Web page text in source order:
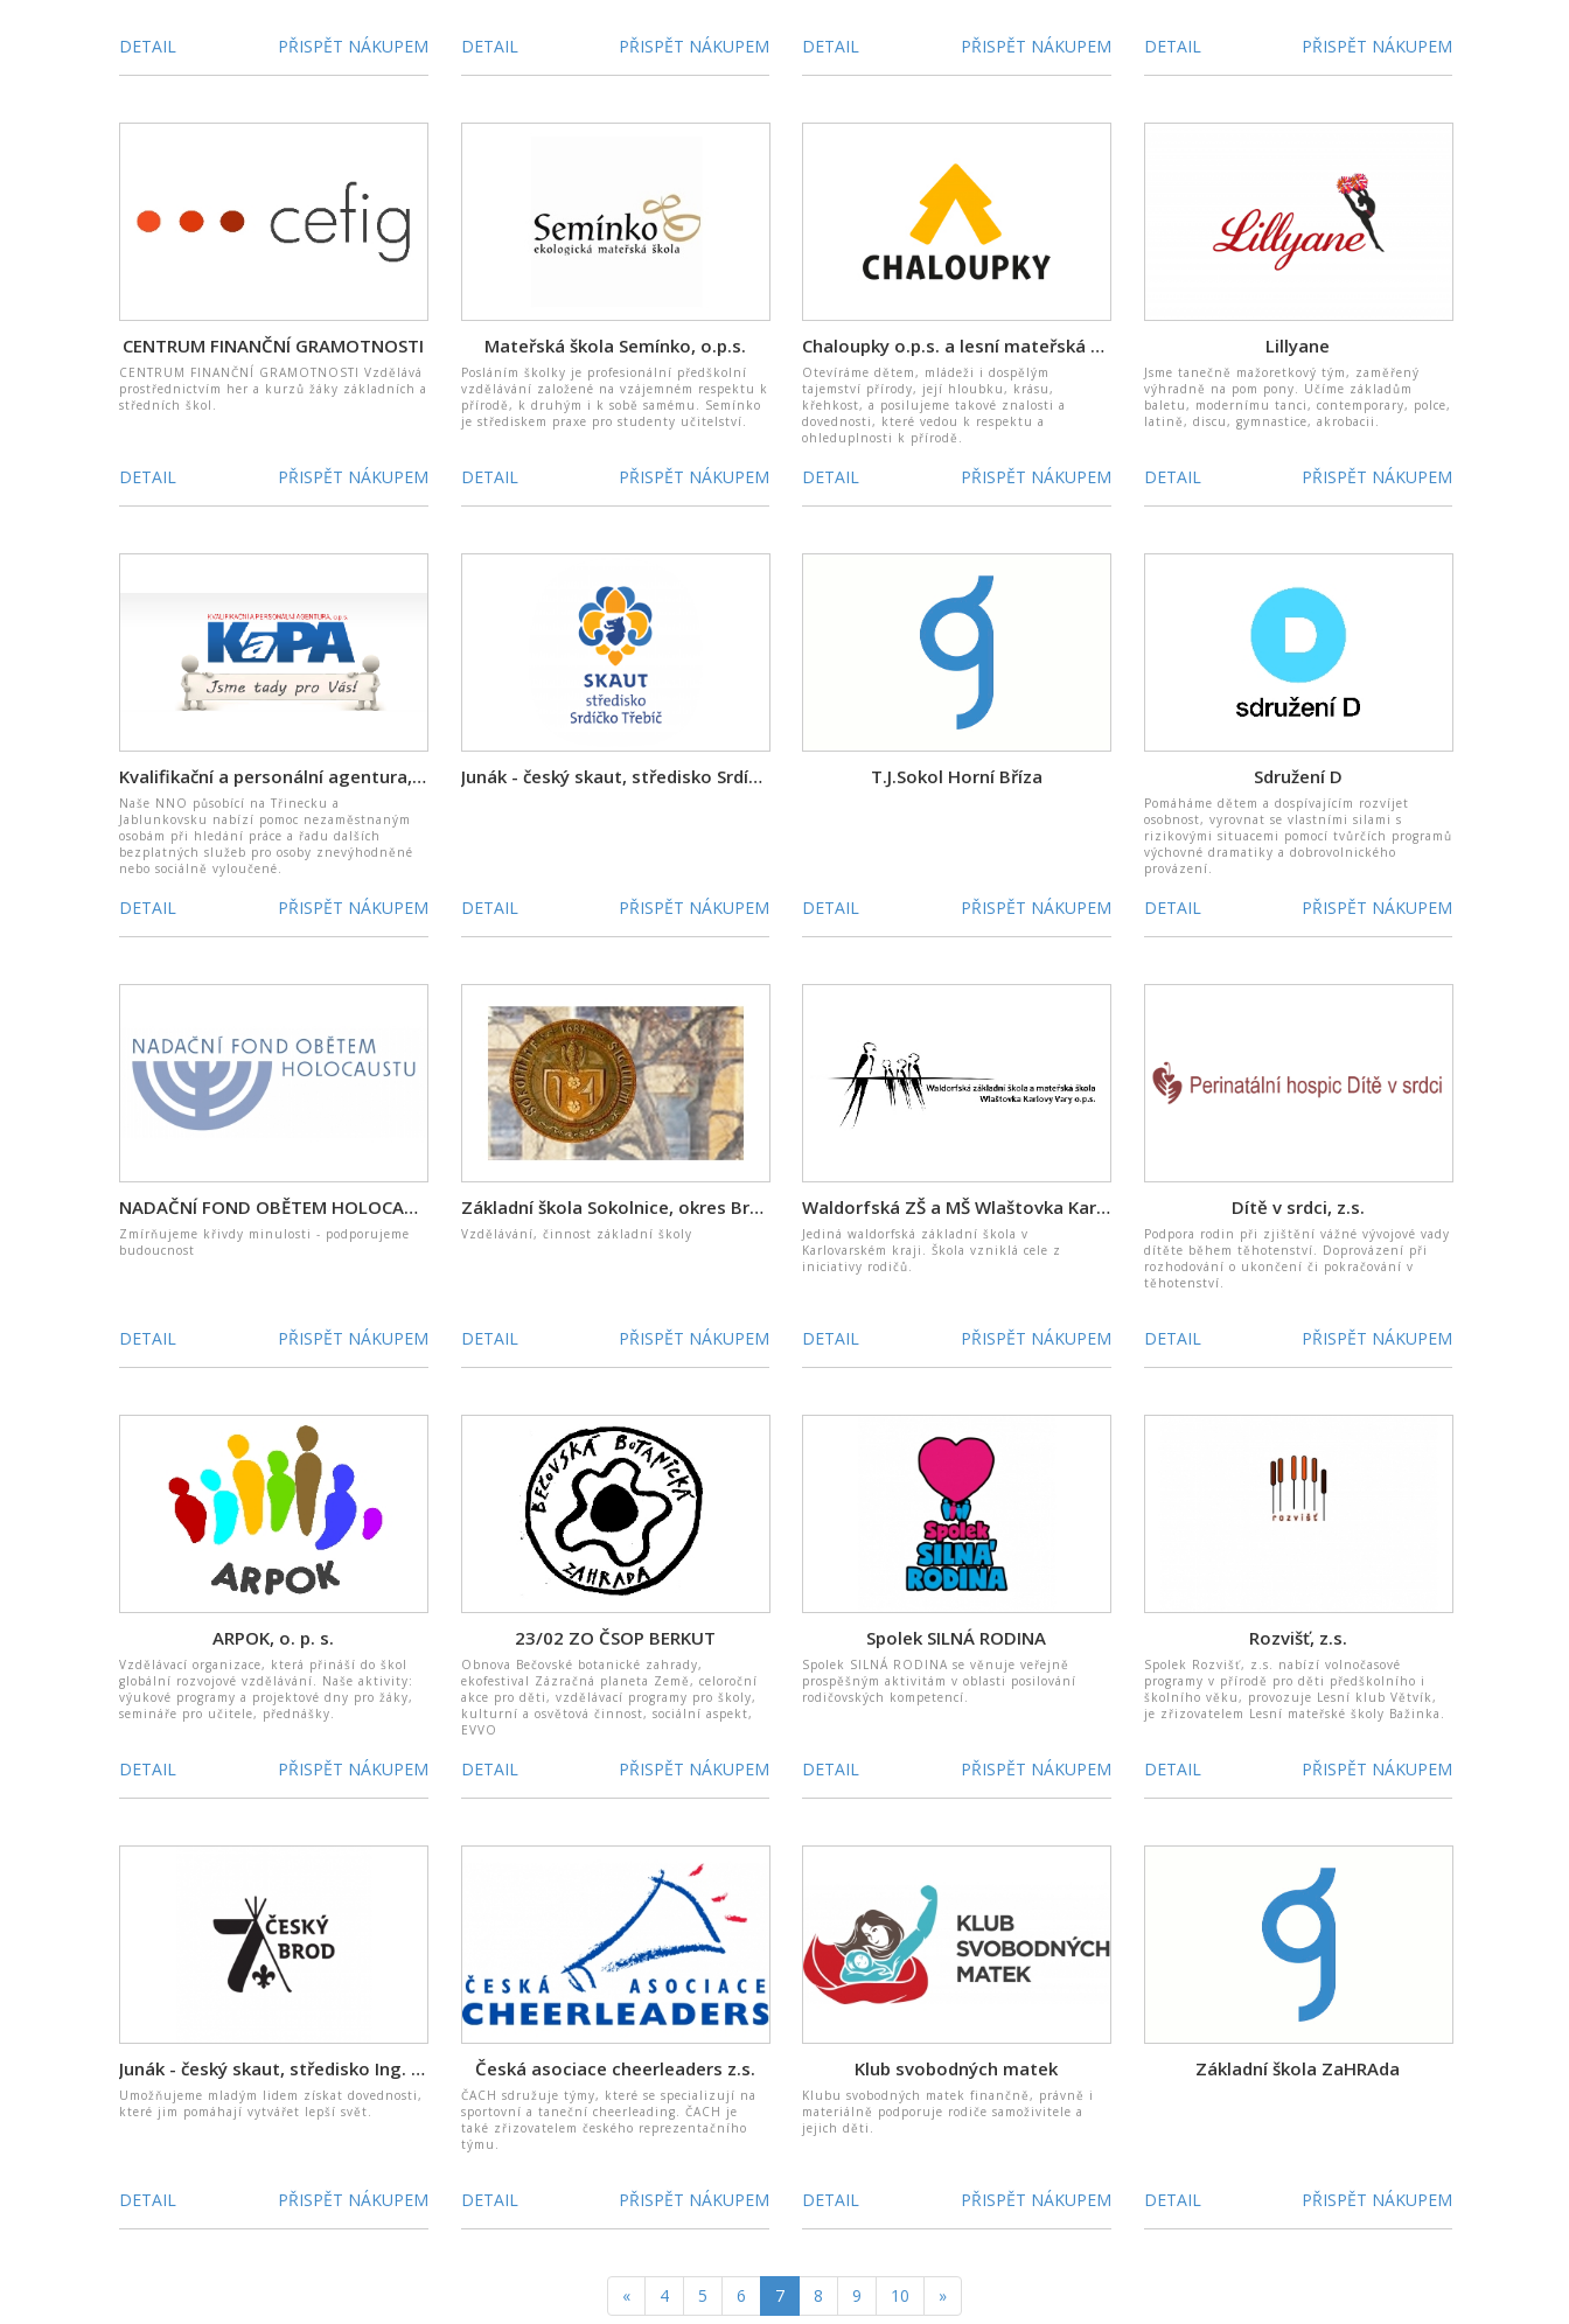
DETAIL PŘISPĚT NÁKUPEM DETAIL PŘISPĚT NÁKUPEM DETAIL PŘISPĚT NÁKUPEM DETAIL PŘISPĚT NÁKUPEM
CENTRUM FINANČNÍ GRAMOTNOSTI
CENTRUM FINANČNÍ GRAMOTNOSTI Vzdělává
prostřednictvím her a kurzů žáky základních a
středních škol.
DETAIL PŘISPĚT NÁKUPEM
Mateřská škola Semínko, o.p.s.
Posláním školky je profesionální předškolní
vzdělávání založené na vzájemném respektu k
přírodě, k druhým i k sobě samému. Semínko
je střediskem praxe pro studenty učitelství.
DETAIL PŘISPĚT NÁKUPEM
Chaloupky o.p.s. a lesní mateřská škola
Otevíráme dětem, mládeži i dospělým
tajemství přírody, její hloubku, krásu,
křehkost, a posilujeme takové znalosti a
dovednosti, které vedou k respektu a
ohleduplnosti k přírodě.
DETAIL PŘISPĚT NÁKUPEM
Lillyane
Jsme tanečně mažoretkový tým, zaměřený
výhradně na pom pony. Učíme základům
baletu, modernímu tanci, contemporary, polce,
latině, discu, gymnastice, akrobacii.
DETAIL PŘISPĚT NÁKUPEM
Kvalifikační a personální agentura, o. p. s.
Naše NNO působící na Třinecku a
Jablunkovsku nabízí pomoc nezaměstnaným
osobám při hledání práce a řadu dalších
bezplatných služeb pro osoby znevýhodněné
nebo sociálně vyloučené.
DETAIL PŘISPĚT NÁKUPEM
Junák - český skaut, středisko Srdíčko Třebíč, z. s.
DETAIL PŘISPĚT NÁKUPEM
T.J.Sokol Horní Bříza
DETAIL PŘISPĚT NÁKUPEM
Sdružení D
Pomáháme dětem a dospívajícím rozvíjet
osobnost, vyrovnat se vlastními silami s
rizikovými situacemi pomocí tvůrčích programů
výchovné dramatiky a dobrovolnického
provázení.
DETAIL PŘISPĚT NÁKUPEM
NADAČNÍ FOND OBĚTEM HOLOCAUSTU
Zmírňujeme křivdy minulosti - podporujeme
budoucnost
DETAIL PŘISPĚT NÁKUPEM
Základní škola Sokolnice, okres Brno - venkov, příspěvková organizace
Vzdělávání, činnost základní školy
DETAIL PŘISPĚT NÁKUPEM
Waldorfská ZŠ a MŠ Wlaštovka Karlovy Vary o.p.s.
Jediná waldorfská základní škola v
Karlovarském kraji. Škola vzniklá cele z
iniciativy rodičů.
DETAIL PŘISPĚT NÁKUPEM
Dítě v srdci, z.s.
Podpora rodin při zjištění vážné vývojové vady
dítěte během těhotenství. Doprovázení při
rozhodování o ukončení či pokračování v
těhotenství.
DETAIL PŘISPĚT NÁKUPEM
ARPOK, o. p. s.
Vzdělávací organizace, která přináší do škol
globální rozvojové vzdělávání. Naše aktivity:
výukové programy a projektové dny pro žáky,
semináře pro učitele, přednášky.
DETAIL PŘISPĚT NÁKUPEM
23/02 ZO ČSOP BERKUT
Obnova Bečovské botanické zahrady,
ekofestival Zázračná planeta Země, celoroční
akce pro děti, vzdělávací programy pro školy,
kulturní a osvětová činnost, sociální aspekt,
EVVO
DETAIL PŘISPĚT NÁKUPEM
Spolek SILNÁ RODINA
Spolek SILNÁ RODINA se věnuje veřejně
prospěšným aktivitám v oblasti posilování
rodičovských kompetencí.
DETAIL PŘISPĚT NÁKUPEM
Rozvišť, z.s.
Spolek Rozvišť, z.s. nabízí volnočasové
programy v přírodě pro děti předškolního i
školního věku, provozuje Lesní klub Větvík,
je zřizovatelem Lesní mateřské školy Bažinka.
DETAIL PŘISPĚT NÁKUPEM
Junák - český skaut, středisko Ing. Ládi Nováka Český Brod, z. s.
Umožňujeme mladým lidem získat dovednosti,
které jim pomáhají vytvářet lepší svět.
DETAIL PŘISPĚT NÁKUPEM
Česká asociace cheerleaders z.s.
ČACH sdružuje týmy, které se specializují na
sportovní a taneční cheerleading. ČACH je
také zřizovatelem českého reprezentačního
týmu.
DETAIL PŘISPĚT NÁKUPEM
Klub svobodných matek
Klubu svobodných matek finančně, právně i
materiálně podporuje rodiče samoživitele a
jejich děti.
DETAIL PŘISPĚT NÁKUPEM
Základní škola ZaHRAda
DETAIL PŘISPĚT NÁKUPEM
« 4 5 6 7 8 9 10 »